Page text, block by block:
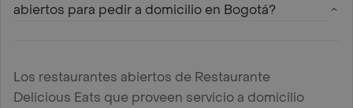
abiertos para pedir a domicilio en Bogotá?
Los restaurantes abiertos de Restaurante
Delicious Eats que proveen servicio a domicilio